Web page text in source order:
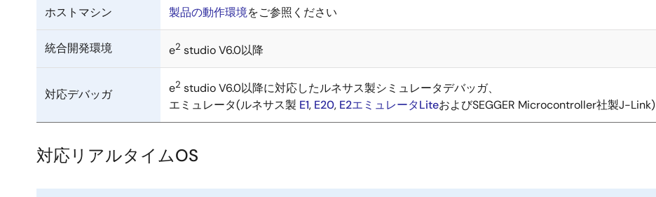
ホストマシン 製品の動作環境をご参照ください
統合開発環境 e2 studio V6.0以降
対応デバッガ e2 studio V6.0以降に対応したルネサス製シミュレータデバッガ、
エミュレータ(ルネサス製 E1, E20, E2エミュレータLiteおよびSEGGER Microcontroller社製J-Link)
対応リアルタイムOS